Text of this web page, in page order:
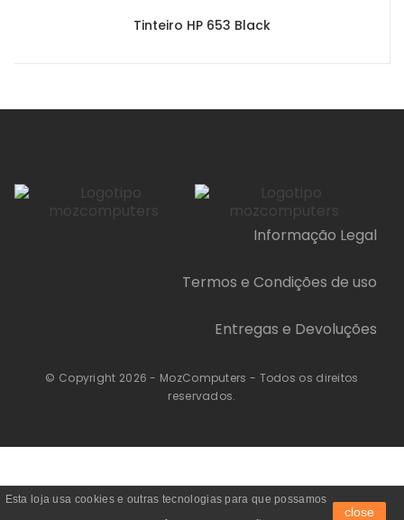
Tinteiro HP 653 Black
Esta loja usa cookies e outras tecnologias para que possamos
close
Informação Legal
Termos e Condições de uso
Entregas e Devoluções
© Copyright 2026 - MozComputers - Todos os direitos
reservados.